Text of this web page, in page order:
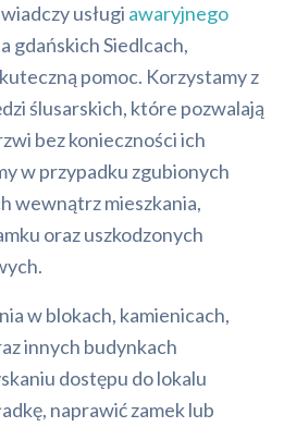
usługi awaryjnego
gdańskich Siedlcach,
pomoc. Korzystamy z
ślusarskich, które pozwalają
bez konieczności ich
w przypadku zgubionych
wewnątrz mieszkania,
oraz uszkodzonych
w blokach, kamienicach,
innych budynkach
dostępu do lokalu
naprawić zamek lub